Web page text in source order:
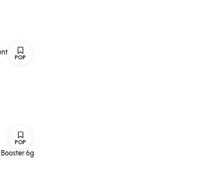
POP
Toner
POP
Booster 6g